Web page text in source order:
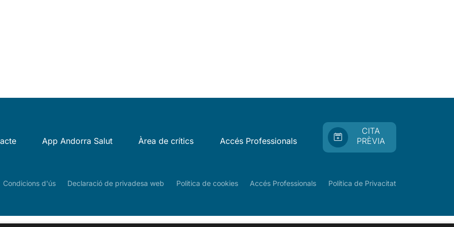
App Andorra Salut Àrea de crítics Accés Professionals
CITA
PRÈVIA
Condicions d'ús Declaració de privadesa web Politica de cookies Accés Professionals Política de Privacitat